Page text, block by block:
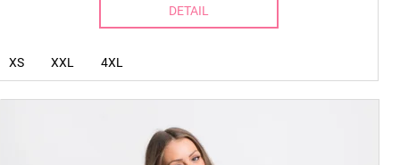
DETAIL
XS XXL 4XL